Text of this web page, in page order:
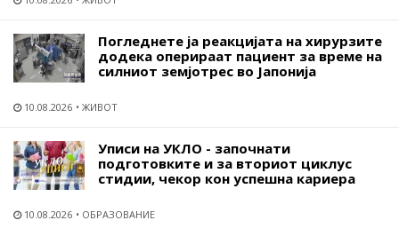
Погледнете ја реакцијата на хирурзите
додека оперираат пациент за време на
силниот земјотрес во Јапонија
10.08.2026 ЖИВОТ
Уписи на УКЛО - започнати
подготовките и за вториот циклус
стидии, чекор кон успешна кариера
10.08.2026 ОБРАЗОВАНИЕ